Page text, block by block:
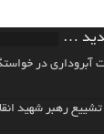
…
آبروداری در